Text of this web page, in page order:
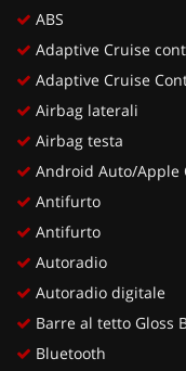
ABS
Adaptive Cruise
Adaptive Cruise
Airbag laterali
Airbag testa
Android Auto/Apple
Antifurto
Antifurto
Autoradio
Autoradio digitale
Barre al tetto Gloss
Bluetooth